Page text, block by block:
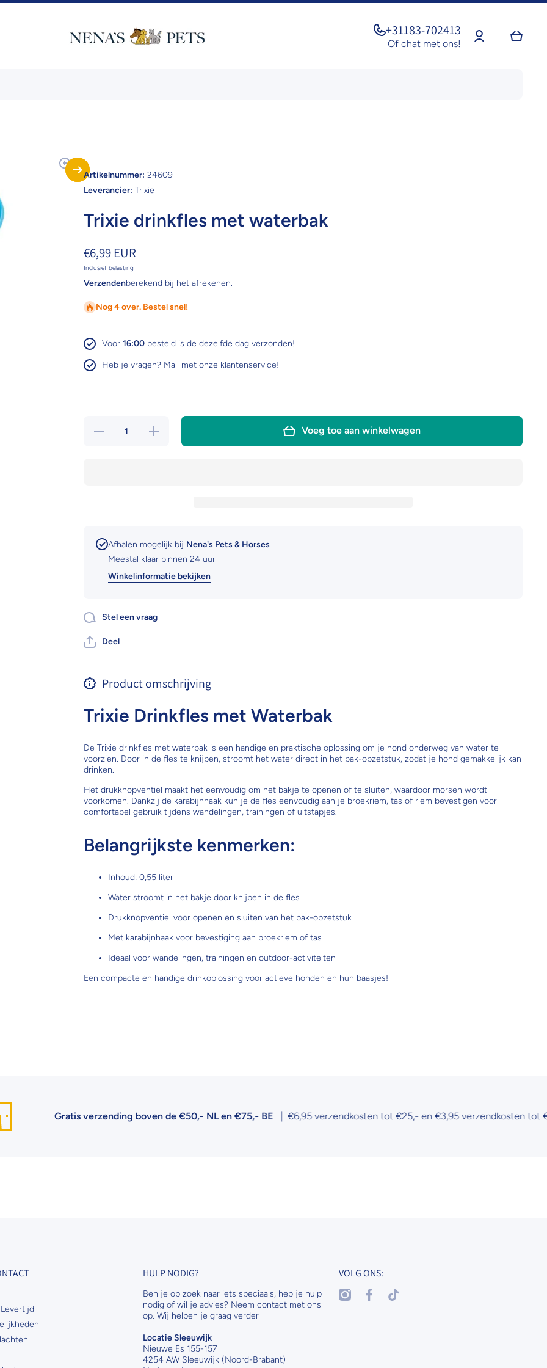
+31183-702413
Of chat met ons!
Log
in
Artikelnummer: 24609
Leverancier: Trixie
Trixie drinkfles met waterbak
€6,99 EUR
Inclusief belasting
Verzendenberekend bij het afrekenen.
Nog 4 over. Bestel snel!
Voor 16:00besteld is de dezelfde dag verzonden!
Heb je vragen? Mail met onze klantenservice!
Hoeveelheid
Verhoog de
hoeveelheid
voor Trixie
Voeg toe aan winkelwagen
Afhalen mogelijk bij Nena's Pets & Horses
Meestal klaar binnen 24 uur
Winkelinformatie bekijken
Stel een vraag
Deel
Product omschrijving
Trixie Drinkfles met Waterbak
De Trixie drinkfles met waterbak is een handige en praktische oplossing om je hond onderweg van water te
voorzien. Door in de fles te knijpen, stroomt het water direct in het bak-opzetstuk, zodat je hond gemakkelijk kan
drinken.
Het drukknopventiel maakt het eenvoudig om het bakje te openen of te sluiten, waardoor morsen wordt
voorkomen. Dankzij de karabijnhaak kun je de fles eenvoudig aan je broekriem, tas of riem bevestigen voor
comfortabel gebruik tijdens wandelingen, trainingen of uitstapjes.
Belangrijkste kenmerken:
Inhoud: 0,55 liter
Water stroomt in het bakje door knijpen in de fles
Drukknopventiel voor openen en sluiten van het bak-opzetstuk
Met karabijnhaak voor bevestiging aan broekriem of tas
Ideaal voor wandelingen, trainingen en outdoor-activiteiten
Een compacte en handige drinkoplossing voor actieve honden en hun baasjes!
Gratis verzending boven de €50,- NL en €75,- BE| €6,95 verzendkosten tot €25,- en €3,95 verzendkosten tot €50,-
HULP NODIG?
Ben je op zoek naar iets speciaals, heb je hulp
nodig of wil je advies? Neem contact met ons
op. Wij helpen je graag verder
Locatie Sleeuwijk
Nieuwe Es 155-157
4254 AW Sleeuwijk (Noord-Brabant)
VOLG ONS:
instagramcom/nenaspetsandhorses
facebookcom/nenasdogscats
tiktokcom/@nenaspetsnl